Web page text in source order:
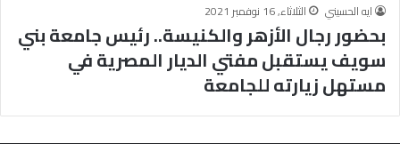
ايه الحسيني
الثلاثاء, 16 نوفمبر 2021
بحضور رجال الأزهر والكنيسة.. رئيس جامعة بني
سويف يستقبل مفتي الديار المصرية في
مستهل زيارته للجامعة